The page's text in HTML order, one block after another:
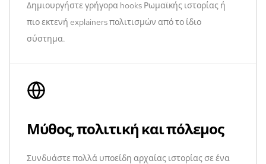
Δημιουργήστε γρήγορα hooks Ρωμαϊκής ιστορίας ή
πιο εκτενή explainers πολιτισμών από το ίδιο
σύστημα.
Μύθος, πολιτική και πόλεμος
Συνδυάστε πολλά υποείδη αρχαίας ιστορίας σε ένα